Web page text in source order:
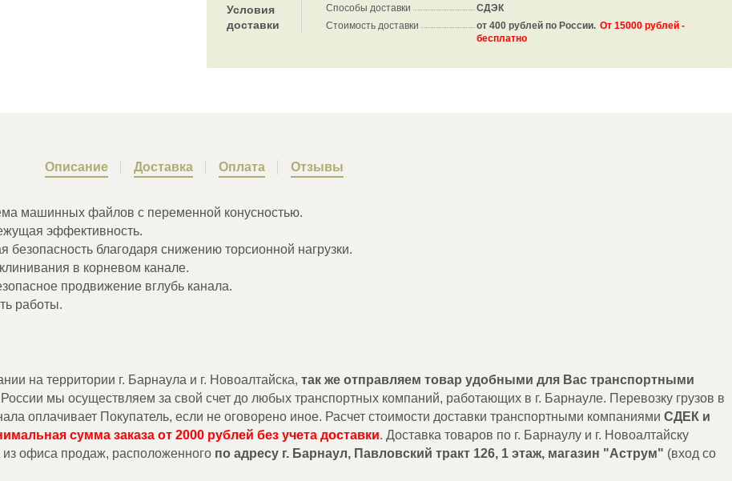
Условия
доставки
Способы доставки
СДЭК
Стоимость доставки
от 400 рублей по России. От 15000 рублей -
бесплатно
Описание Доставка Оплата Отзывы
машинных файлов с переменной конусностью.
эффективность.
благодаря снижению торсионной нагрузки.
в корневом канале.
продвижение вглубь канала.
работы.
на территории г. Барнаула и г. Новоалтайска, так же отправляем товар удобными для Вас транспортными
России мы осуществляем за свой счет до любых транспортных компаний, работающих в г. Барнауле. Перевозку грузов в
оплачивает Покупатель, если не оговорено иное. Расчет стоимости доставки транспортными компаниями СДЕК и
сумма заказа от 2000 рублей без учета доставки. Доставка товаров по г. Барнаулу и г. Новоалтайску
офиса продаж, расположенного по адресу г. Барнаул, Павловский тракт 126, 1 этаж, магазин "Аструм" (вход со